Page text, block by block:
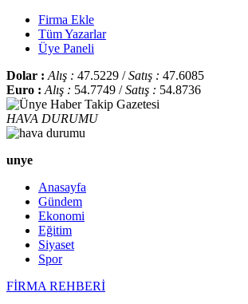
Firma Ekle
Tüm Yazarlar
Üye Paneli
Dolar : Alış : 47.5229 /Satış : 47.6085
Euro : Alış : 54.7749 /Satış : 54.8736
HAVA DURUMU
unye
Anasayfa
Gündem
Ekonomi
Eğitim
Siyaset
Spor
FİRMA REHBERİ